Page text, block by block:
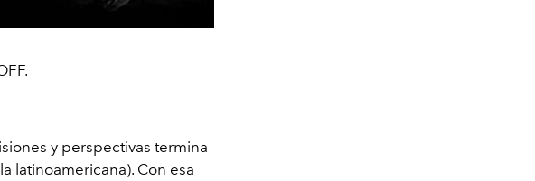
y perspectivas termina
latinoamericana). Con esa